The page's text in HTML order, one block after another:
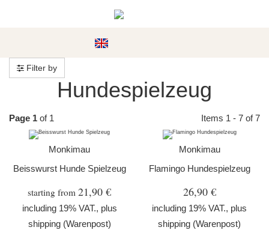
Filter by
Hundespielzeug
Page 1 of 1 Items 1 - 7 of 7
Monkimau
Beisswurst Hunde Spielzeug
starting from21,90 €
including 19% VAT., plus
shipping (Warenpost)
Monkimau
Flamingo Hundespielzeug
26,90 €
including 19% VAT., plus
shipping (Warenpost)